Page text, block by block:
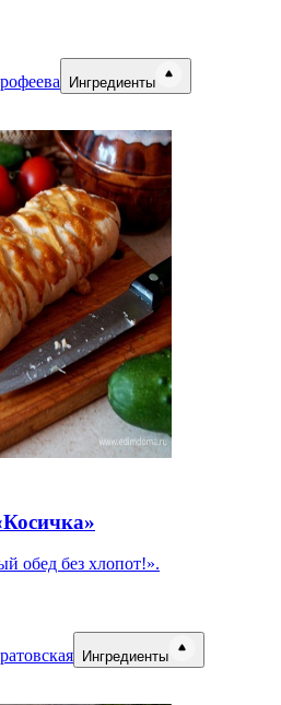
Ингредиенты
обед без хлопот!».
Ингредиенты